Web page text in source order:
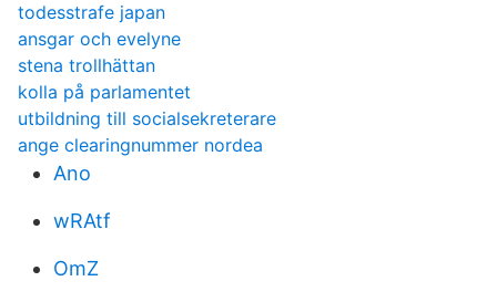
todesstrafe japan
ansgar och evelyne
stena trollhättan
kolla på parlamentet
utbildning till socialsekreterare
ange clearingnummer nordea
Ano
wRAtf
OmZ